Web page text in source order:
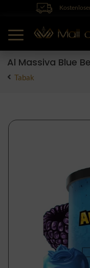
Al Massiva Blue
Tabak